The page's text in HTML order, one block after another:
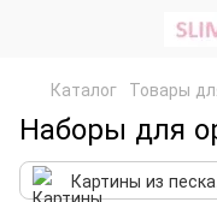
Каталог Товары
Наборы для
Картины из